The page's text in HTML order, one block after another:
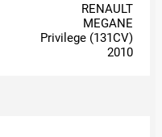
RENAULT
MEGANE
Privilege (131CV)
2010